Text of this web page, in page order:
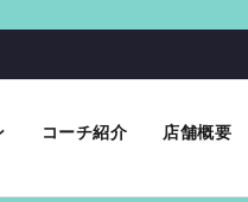
コーチ紹介 店舗概要